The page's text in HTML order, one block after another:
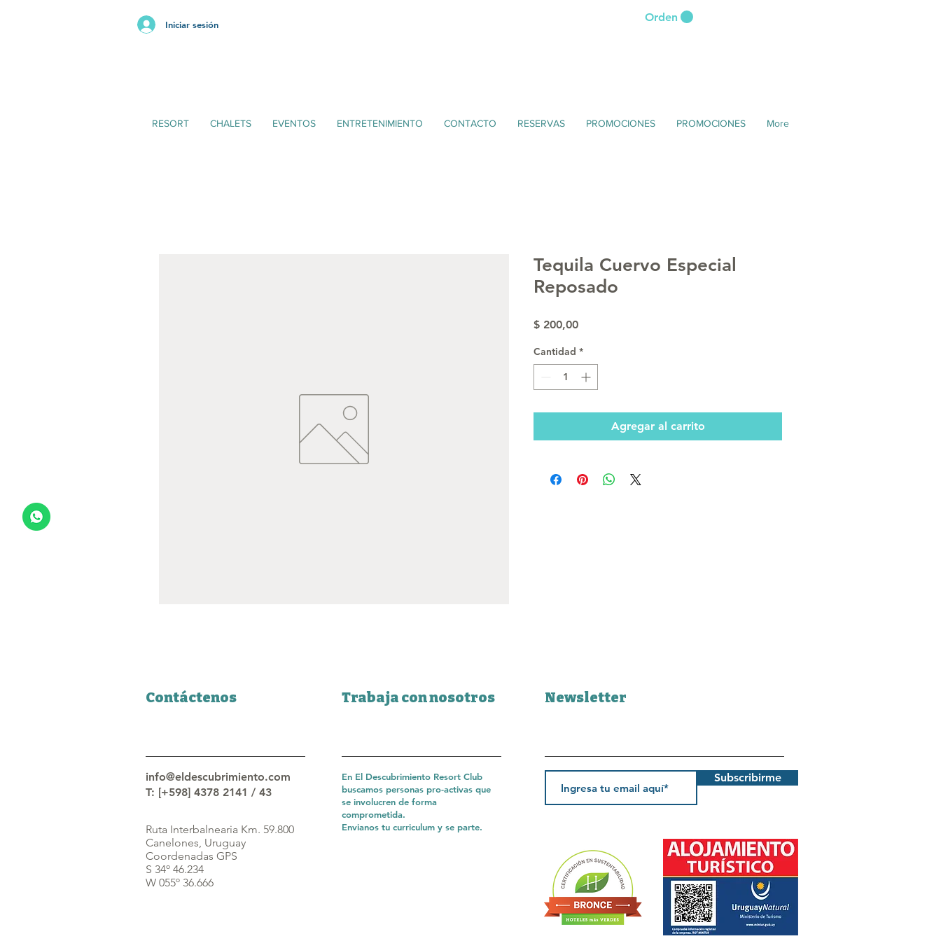
Iniciar sesión
Orden
RESORT CHALETS EVENTOS ENTRETENIMIENTO CONTACTO RESERVAS PROMOCIONES PROMOCIONES More
Tequila Cuervo Especial
Reposado
$ 200,00Precio
Cantidad *
Agregar al carrito
Contáctenos
info@eldescubrimiento.com
T: [+598] 4378 2141 / 43
Ruta Interbalnearia Km. 59.800
Canelones, Uruguay
Coordenadas GPS
S 34º 46.234
W 055º 36.666
Trabaja con nosotros Newsletter
En El Descubrimiento Resort Club
buscamos personas pro-activas que
se involucren de forma
comprometida.
Envianos tu curriculum y se parte.
Subscribirme